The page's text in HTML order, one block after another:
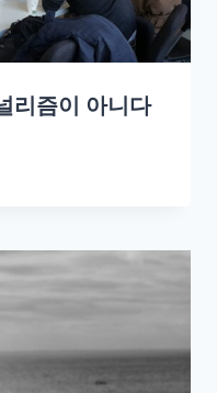
리즘이 아니다